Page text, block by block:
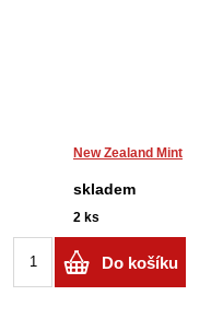
New Zealand Mint
skladem
2 ks
Do košíku